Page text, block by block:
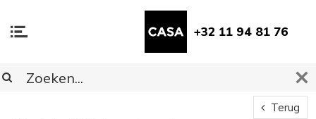
+32 11 94 81 76
Terug